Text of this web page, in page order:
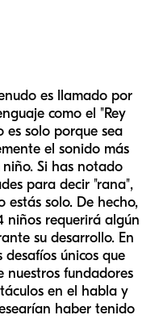
es llamado por
como el "Rey
es solo porque sea
el sonido más
Si has notado
para decir "rana",
estás solo. De hecho,
niños requerirá algún
su desarrollo. En
desafíos únicos que
nuestros fundadores
en el habla y
haber tenido